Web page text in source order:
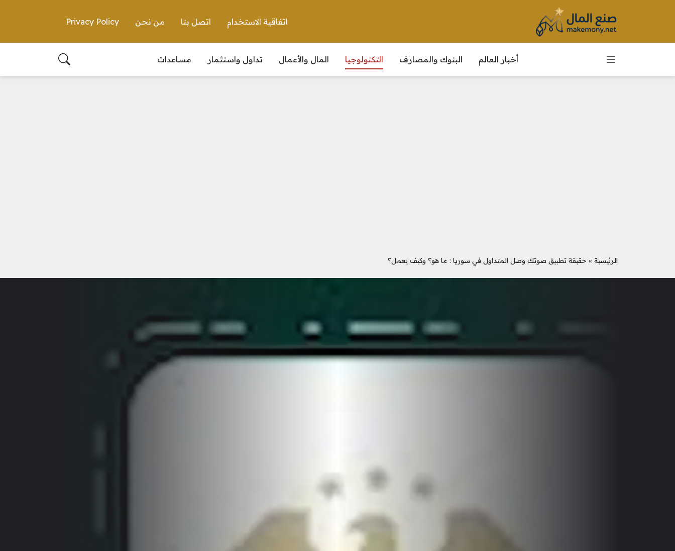
اتفاقية الاستخدام اتصل بنا من نحن Privacy Policy
أخبار العالم البنوك والمصارف التكنولوجيا المال والأعمال تداول واستثمار مساعدات
الرئيسية » حقيقة تطبيق صوتك وصل المتداول في سوريا : ما هو؟ وكيف يعمل؟